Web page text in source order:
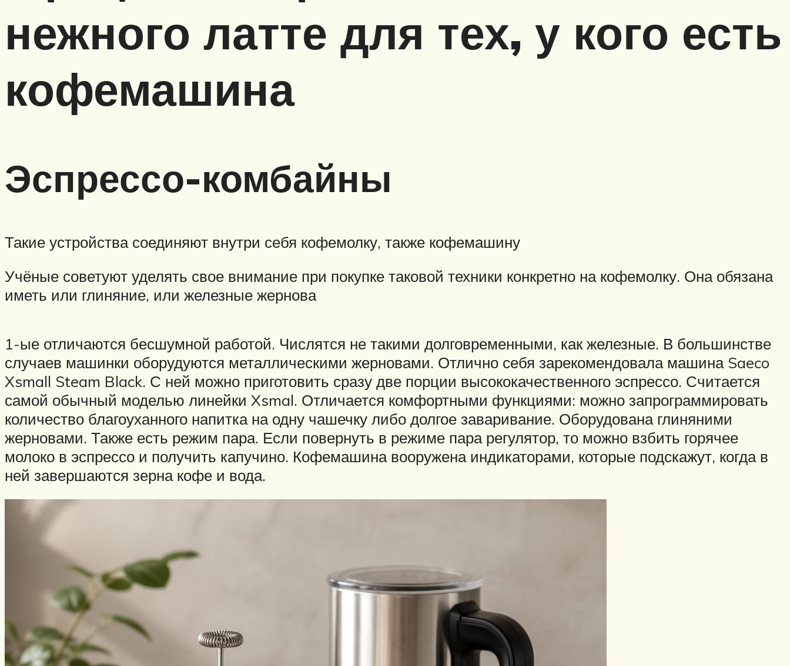
нежного латте для тех, у кого есть
кофемашина
Эспрессо-комбайны
Такие устройства соединяют внутри себя кофемолку, также кофемашину
Учёные советуют уделять свое внимание при покупке таковой техники конкретно на кофемолку. Она обязана
иметь или глиняние, или железные жернова
1-ые отличаются бесшумной работой. Числятся не такими долговременными, как железные. В большинстве
случаев машинки оборудуются металлическими жерновами. Отлично себя зарекомендовала машина Saeco
Xsmall Steam Black. С ней можно приготовить сразу две порции высококачественного эспрессо. Считается
самой обычный моделью линейки Xsmal. Отличается комфортными функциями: можно запрограммировать
количество благоуханного напитка на одну чашечку либо долгое заваривание. Оборудована глиняними
жерновами. Также есть режим пара. Если повернуть в режиме пара регулятор, то можно взбить горячее
молоко в эспрессо и получить капучино. Кофемашина вооружена индикаторами, которые подскажут, когда в
ней завершаются зерна кофе и вода.